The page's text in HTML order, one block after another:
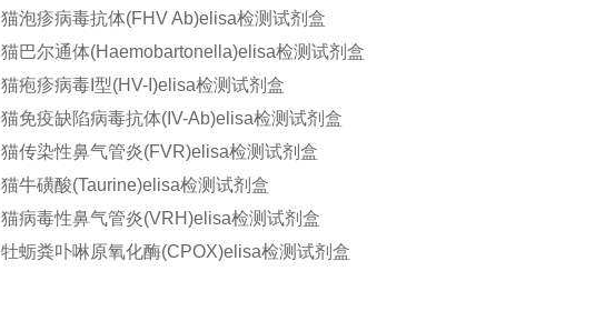
猫泡疹病毒抗体(FHV Ab)elisa检测试剂盒
猫巴尔通体(Haemobartonella)elisa检测试剂盒
猫疱疹病毒I型(HV-I)elisa检测试剂盒
猫免疫缺陷病毒抗体(IV-Ab)elisa检测试剂盒
猫传染性鼻气管炎(FVR)elisa检测试剂盒
猫牛磺酸(Taurine)elisa检测试剂盒
猫病毒性鼻气管炎(VRH)elisa检测试剂盒
牡蛎粪卟啉原氧化酶(CPOX)elisa检测试剂盒